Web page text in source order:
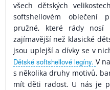
všech dětských
softshellovém oblečení
pružné, které rády nosí
zajímavější než klasické
jsou uplejší a dívky se v
Dětské softshellové legíny. V
s několika druhy motivů,
mít děti radost. U nás je